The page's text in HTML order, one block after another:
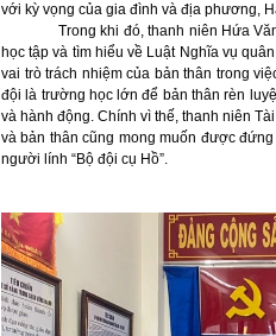
với kỳ vọng của gia đình và địa phương,
Trong khi đó, thanh niên Hứa
học tập và tìm hiểu về Luật Nghĩa vụ
vai trò trách nhiệm của bản thân trong
đội là trường học lớn để bản thân rèn
và hành động. Chính vì thế, thanh niên
và bản thân cũng mong muốn được
người lính “Bộ đội cụ Hồ”.